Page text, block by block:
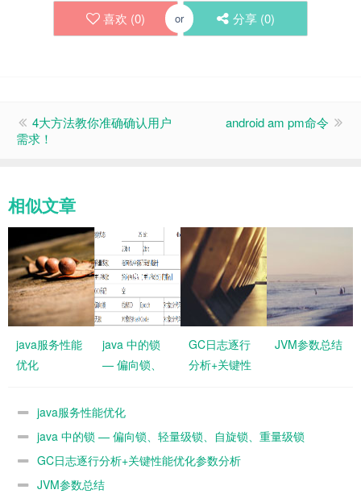
喜欢 (0) or 分享 (0)
4大方法教你准确确认用户
需求！
android am pm命令
相似文章
java服务性能
优化
java 中的锁
— 偏向锁、
旋锁、重量级
GC日志逐行
分析+关键性
JVM参数总结
java服务性能优化
java 中的锁 — 偏向锁、轻量级锁、自旋锁、重量级锁
GC日志逐行分析+关键性能优化参数分析
JVM参数总结